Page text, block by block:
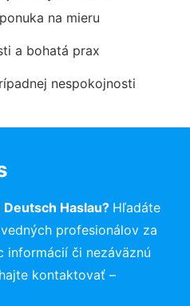
na mieru
a bohatá prax
nespokojnosti
Haslau? Hľadáte
profesionálov za
informácií či nezáväznú
kontaktovať –